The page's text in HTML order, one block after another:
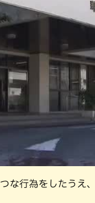
な行為をしたうえ